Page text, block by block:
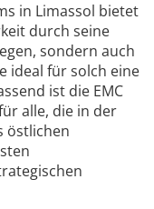
in Limassol bietet
durch seine
sondern auch
ideal für solch eine
ist die EMC
alle, die in der
östlichen